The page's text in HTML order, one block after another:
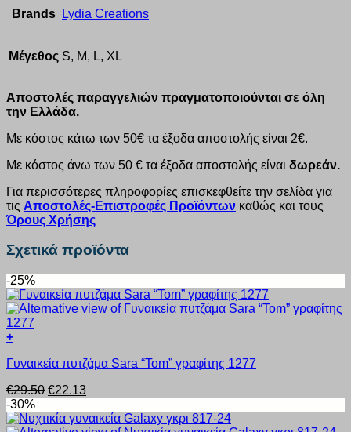
Brands Lydia Creations
Μέγεθος S, M, L, XL
Αποστολές παραγγελιών πραγματοποιούνται σε όλη
την Ελλάδα.
Με κόστος κάτω των 50€ τα έξοδα αποστολής είναι 2€.
Με κόστος άνω των 50 € τα έξοδα αποστολής είναι δωρεάν.
Για περισσότερες πληροφορίες επισκεφθείτε την σελίδα για
τις Αποστολές-Επιστροφές Προϊόντων καθώς και τους
Όρους Χρήσης
Σχετικά προϊόντα
-25%
+
το
έχει
πολλαπλές
παραλλαγές.
Γυναικεία πυτζάμα Sara “Tom” γραφίτης 1277
€29.50 Original
was:
€22.13Η
τιμή
-30%